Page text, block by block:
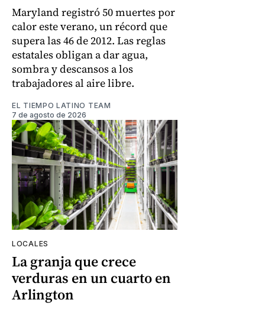
Maryland registró 50 muertes por
calor este verano, un récord que
supera las 46 de 2012. Las reglas
estatales obligan a dar agua,
sombra y descansos a los
trabajadores al aire libre.
EL TIEMPO LATINO TEAM
7 de agosto de 2026
LOCALES
La granja que crece
verduras en un cuarto en
Arlington